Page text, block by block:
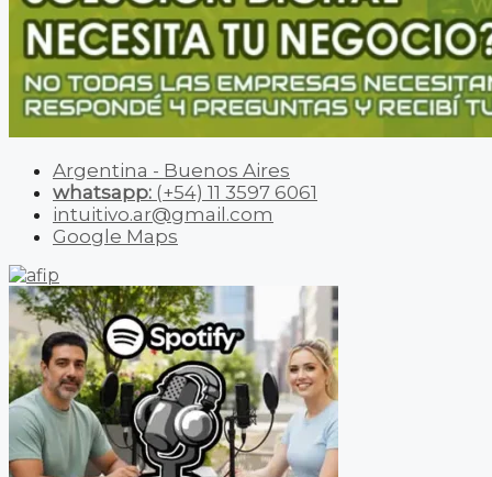
Argentina - Buenos Aires
whatsapp: (+54) 11 3597 6061
intuitivo.ar@gmail.com
Google Maps